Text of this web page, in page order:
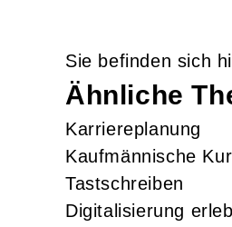
Ähnliche
Karriereplanung
Kaufmännische
Tastschreiben
Digitalisierung